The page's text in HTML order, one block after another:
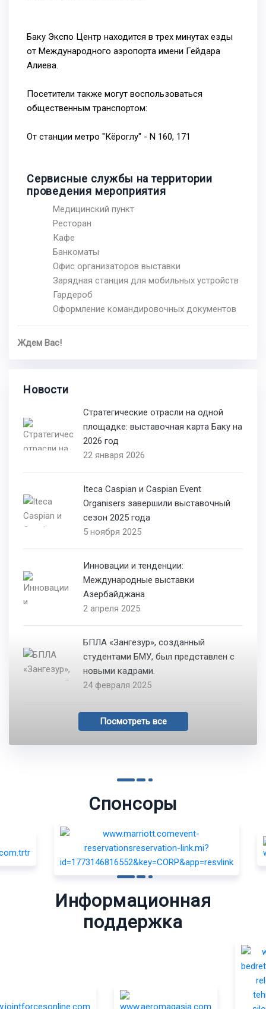
Баку Экспо Центр находится в трех минутах езды
от Международного аэропорта имени Гейдара
Алиева.
Посетители также могут воспользоваться
общественным транспортом:
От станции метро "Кёроглу" - N 160, 171
Сервисные службы на территории
проведения мероприятия
Медицинский пункт
Ресторан
Кафе
Банкоматы
Офис организаторов выставки
Зарядная станция для мобильных устройств
Гардероб
Оформление командировочных документов
Ждем Вас!
Новости
Стратегические отрасли на одной
площадке: выставочная карта Баку на
2026 год
22 января 2026
Iteca Caspian и Caspian Event
Organisers завершили выставочный
сезон 2025 года
5 ноября 2025
Инновации и тенденции:
Международные выставки
Азербайджана
2 апреля 2025
БПЛА «Зангезур», созданный
студентами БМУ, был представлен с
новыми кадрами.
24 февраля 2025
Посмотреть все
Спонсоры
Информационная
поддержка